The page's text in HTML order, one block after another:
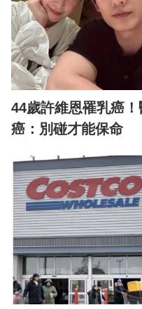
44歲許維恩罹乳癌
癌：別碰才能保命